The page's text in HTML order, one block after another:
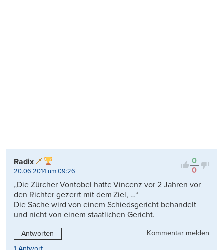
0
0
Radix
20.06.2014 um 09:26
„Die Zürcher Vontobel hatte Vincenz vor 2 Jahren vor
den Richter gezerrt mit dem Ziel, …“
Die Sache wird von einem Schiedsgericht behandelt
und nicht von einem staatlichen Gericht.
Antworten
Kommentar melden
1 Antwort